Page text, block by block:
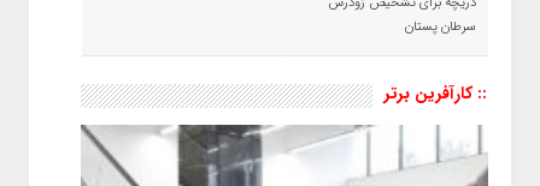
سرطان پستان
:: کارآفرین برتر